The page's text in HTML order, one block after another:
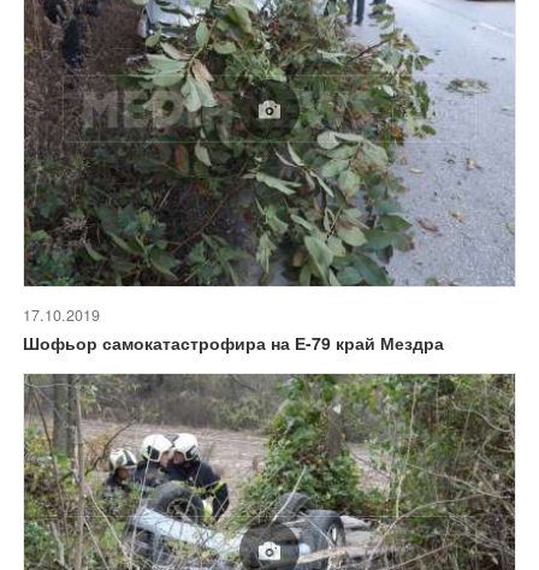
17.10.2019
Шофьор самокатастрофира на Е-79 край Мездра